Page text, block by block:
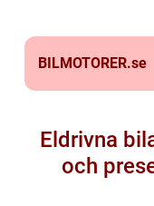
BILMOTORER.se
Eldrivna
och